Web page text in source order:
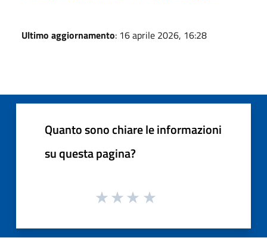
Ultimo aggiornamento: 16 aprile 2026, 16:28
Quanto sono chiare le informazioni
su questa pagina?